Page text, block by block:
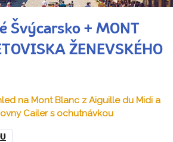
Švýcarsko + MONT
ŽENEVSKÉHO
na Mont Blanc z Aiguille du Midi a
Cailer s ochutnávkou